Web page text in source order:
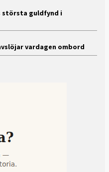
största guldfynd i
vardagen ombord